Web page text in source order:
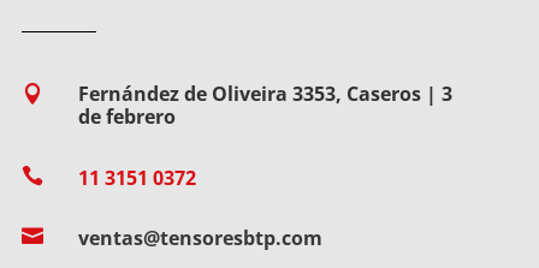

Fernández de Oliveira 3353, Caseros | 3
de febrero
 11 3151 0372
 ventas@tensoresbtp.com